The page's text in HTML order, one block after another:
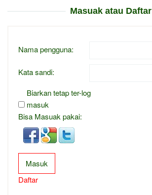
Masuak atau Daftar
Nama pengguna:
Kata sandi:
Biarkan tetap ter-log
masuk
Bisa Masuak pakai:
Masuk
Daftar